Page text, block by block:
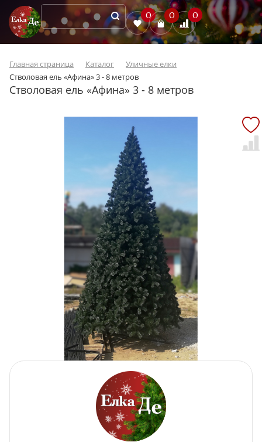
0 0 0
Главная страница Каталог
Уличные елки
Стволовая ель «Афина» 3 - 8 метров
Стволовая ель «Афина» 3 - 8 метров